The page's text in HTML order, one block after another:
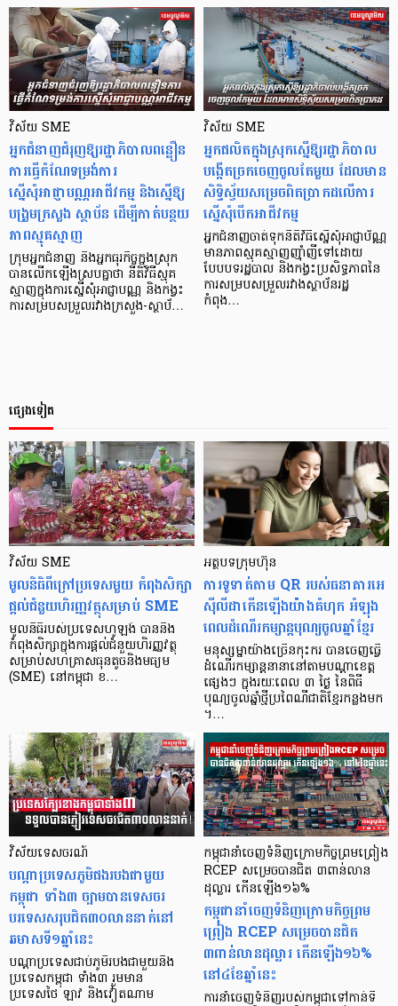
វិស័យ SME
អ្នកជំនាញជំរុញឱ្យរដ្ឋាភិបាលពន្លឿន
ការធ្វើកំណែទម្រង់ការ
ស្នើសុំអាជ្ញាបណ្ណអាជីវកម្ម និងស្នើឱ្យ
បង្រួមក្រសួង ស្ថាប័ន ដើម្បីកាត់បន្ថយ
ភាពស្មុគស្មាញ
ក្រុមអ្នកជំនាញ និងអ្នកធុរកិច្ចក្នុងស្រុក
បានលើកឡើងស្របគ្នាថា នីតិវិធីស្មុគ
ស្មាញក្នុងការស្នើសុំអាជ្ញាបណ្ណ និងកង្វះ
ការសម្របសម្រួលរវាងក្រសួង-ស្ថាប័…
វិស័យ SME
អ្នកផលិតក្នុងស្រុកស្នើឱ្យរដ្ឋាភិបាល
បង្កើតច្រកចេញចូលតែមួយ ដែលមាន
សិទ្ធិស្វ័យសម្រេចពិតប្រាកដលើការ
ស្នើសុំបើកអាជីវកម្ម
អ្នកជំនាញចាត់ទុកនីតិវិធីស្នើសុំអាជ្ញាប័ណ្ណ
មានភាពស្មុគស្មាញញ៉ាំញីទៅដោយ
បែបបទរដ្ឋបាល និងកង្វះប្រសិទ្ធភាពនៃ
ការសម្របសម្រួលរវាងស្ថាប័នរដ្ឋ
កំពុង…
ផ្សេងទៀត
វិស័យ SME
មូលនិធិ​ពី​ក្រៅ​ប្រទេស​មួយ កំពុង​សិក្សា​
ផ្ដល់​ជំនួយ​ហិរញ្ញវត្ថុ​សម្រាប់ SME
មូលនិធិ​របស់​ប្រទេស​ហូឡង់ បាន​និង​
កំពុង​សិក្សា​ក្នុង​ការ​ផ្ដល់​ជំនួយ​ហិរញ្ញវត្ថុ​
សម្រាប់​សហគ្រាស​ធុន​តូច​និង​មធ្យម​
(SME) នៅ​កម្ពុជា ខ…
អត្ថបទក្រុមហ៊ុន
ការទូទាត់តាម QR របស់ធនាគារអេ
ស៊ីលីដាកើនឡើងយ៉ាងគំហុក អំឡុង
ពេលដំណើរកម្សាន្ដបុណ្យចូលឆ្នាំខ្មែរ
មនុស្សម្នាយ៉ាងច្រើនកុះករ បានចេញធ្វើ
ដំណើរកម្សាន្តនានានៅតាមបណ្តាខេត្ត
ផ្សេងៗ ក្នុងរយៈពេល ៣ ថ្ងៃ នៃពិធី
បុណ្យចូលឆ្នាំថ្មីប្រពៃណីជាតិខ្មែរកន្លងមក
។…
វិស័យទេសចរណ៍
បណ្ដាប្រទេសភូមិផងរបងជាមួយ
កម្ពុជា ទាំង៣ ច្បាមបានទេសចរ
បរទេសសរុបជិត៣០លាននាក់នៅ
ឆមាសទី១ឆ្នាំនេះ
បណ្ដាប្រទេសជាប់ភូមិរបងជាមួយនឹង
ប្រទេសកម្ពុជា ទាំង៣ រួមមាន
ប្រទេសថៃ ឡាវ និងវៀតណាម
កម្ពុជានាំចេញទំនិញក្រោមកិច្ចព្រមព្រៀង
RCEP សម្រេចបានជិត ៣ពាន់លាន
ដុល្លារ កើនឡើង១៦%
កម្ពុជានាំចេញទំនិញក្រោមកិច្ចព្រម
ព្រៀង RCEP សម្រេចបានជិត
៣ពាន់លានដុល្លារ កើនឡើង១៦%
នៅ៤ខែឆ្នាំនេះ
ការនាំចេញទំនិញរបស់កម្ពុជាទៅកាន់ទី